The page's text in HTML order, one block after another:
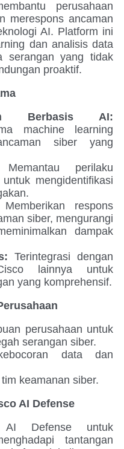
perusahaan
merespons ancaman
AI. Platform ini
dan analisis data
serangan yang tidak
proaktif.
Berbasis AI:
machine learning
siber yang
perilaku
mengidentifikasi
Memberikan respons
siber, mengurangi
dampak
Terintegrasi dengan
lainnya untuk
yang komprehensif.
perusahaan untuk
serangan siber.
data dan
keamanan siber.
AI Defense
AI Defense untuk
tantangan